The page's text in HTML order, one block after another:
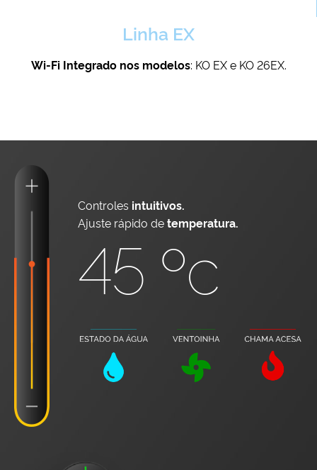
Linha EX
Wi-Fi Integrado nos modelos: KO EX e KO 26EX.
Controles intuitivos.
Ajuste rápido detemperatura.
45 ºc